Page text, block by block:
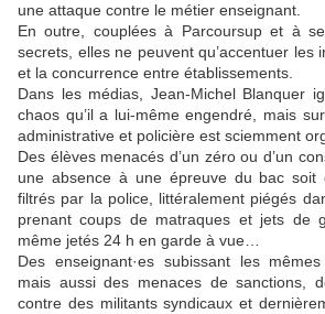
une attaque contre le métier enseignant.
En outre, couplées à Parcoursup et à
secrets, elles ne peuvent qu’accentuer les
et la concurrence entre établissements.
Dans les médias, Jean-Michel Blanquer
chaos qu’il a lui-même engendré, mais
administrative et policière est sciemment
Des élèves menacés d’un zéro ou d’un
une absence à une épreuve du bac soit
filtrés par la police, littéralement piégés
prenant coups de matraques et jets de
même jetés 24 h en garde à vue…
Des enseignant·es subissant les
mais aussi des menaces de sanctions,
contre des militants syndicaux et